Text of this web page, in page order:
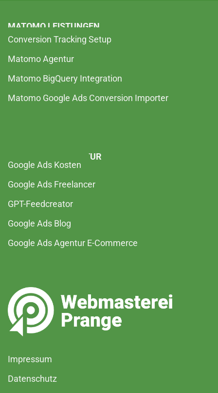
MATOMO LEISTUNGEN
Conversion Tracking Setup
Matomo Agentur
Matomo BigQuery Integration
Matomo Google Ads Conversion Importer
GOOGLE ADS AGENTUR
Google Ads Kosten
Google Ads Freelancer
GPT-Feedcreator
Google Ads Blog
Google Ads Agentur E-Commerce
Impressum
Datenschutz